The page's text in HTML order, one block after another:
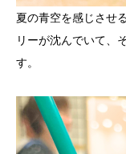
夏の青空を感じさせ
リーが沈んでいて、
す。